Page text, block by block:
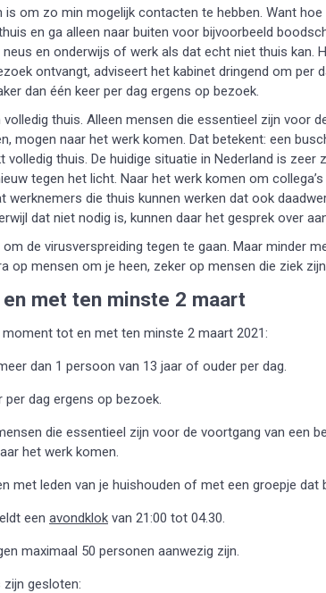
is om zo min mogelijk contacten te hebben. Want
en ga alleen naar buiten voor bijvoorbeeld
en onderwijs of werk als dat echt niet thuis kan.
ontvangt, adviseert het kabinet dringend om per
dan één keer per dag ergens op bezoek.
volledig thuis. Alleen mensen die essentieel zijn voor
mogen naar het werk komen. Dat betekent: een
volledig thuis. De huidige situatie in Nederland is
tegen het licht. Naar het werk komen om
die thuis kunnen werken dat ook
dat niet nodig is, kunnen daar het gesprek over
de virusverspreiding tegen te gaan. Maar minder
op mensen om je heen, zeker op mensen die ziek
met ten minste 2 maart
tot en met ten minste 2 maart 2021:
dan 1 persoon van 13 jaar of ouder per dag.
per dag ergens op bezoek.
die essentieel zijn voor de voortgang van een
het werk komen.
met leden van je huishouden of met een groepje
een avondklok van 21:00 tot 04.30.
maximaal 50 personen aanwezig zijn.
gesloten: